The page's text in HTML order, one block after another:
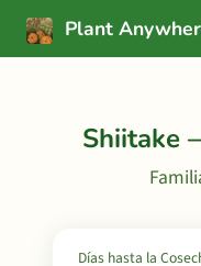
Plant
Shiitake
Días hasta la